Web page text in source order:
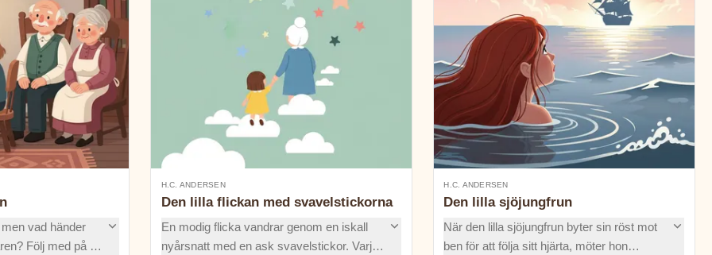
vad händer
Följ med på en
H.C. ANDERSEN
Den lilla flickan med svavelstickorna
En modig flicka vandrar genom en iskall
nyårsnatt med en ask svavelstickor. Varje
H.C. ANDERSEN
Den lilla sjöjungfrun
När den lilla sjöjungfrun byter sin röst mot
ben för att följa sitt hjärta, möter hon